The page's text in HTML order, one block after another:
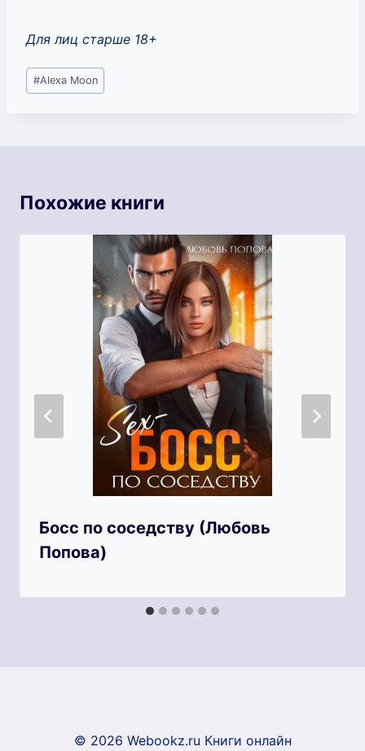
Для лиц старше 18+
Метки
записи:
#Alexa Moon
Похожие книги
Босс по соседству (Любовь
Попова)
© 2026 Webookz.ru Книги онлайн